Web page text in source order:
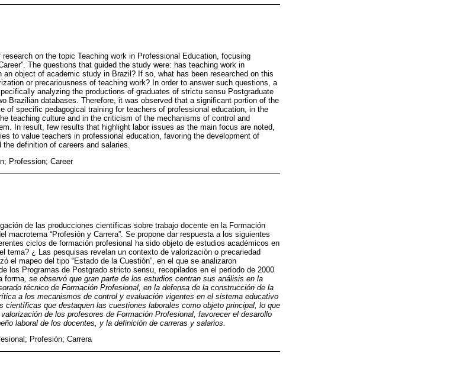
on the topic Teaching work in Professional Education, focusing
The questions that guided the study were: has teaching work in
object of academic study in Brazil? If so, what has been researched on this
or precariousness of teaching work? In order to answer such questions, a
analyzing the productions of graduates of strictu sensu Postgraduate
Brazilian databases. Therefore, it was observed that a significant portion of the
of specific pedagogical training for teachers of professional education, in the
teaching culture and in the criticism of the mechanisms of control and
In result, few results that highlight labor issues as the main focus are noted,
to value teachers in professional education, favoring the development of
definition of careers and salaries.
Profession; Career
de las producciones científicas sobre trabajo docente en la Formación
macrotema “Profesión y Carrera”. Se propone dar respuesta a los siguientes
ciclos de formación profesional ha sido objeto de estudios académicos en
tema? ¿ Las pesquisas revelan un contexto de valorización o precariedad
el mapeo del tipo “Estado de la Cuestión”, en el que se analizaron
los Programas de Postgrado stricto sensu, recopilados en el período de 2000
forma , se observó que gran parte de los estudios centran sus análisis en la
técnico de Formación Profesional, en la defensa de la construcción de la
a los mecanismos de control y evaluación vigentes en el sistema educativo
que destaquen las cuestiones laborales como objeto principal, lo que
de los profesores de Formación Profesional, favorecer el desarollo
laboral de los docentes, y la definición de carreras y salarios.
Profesión; Carrera